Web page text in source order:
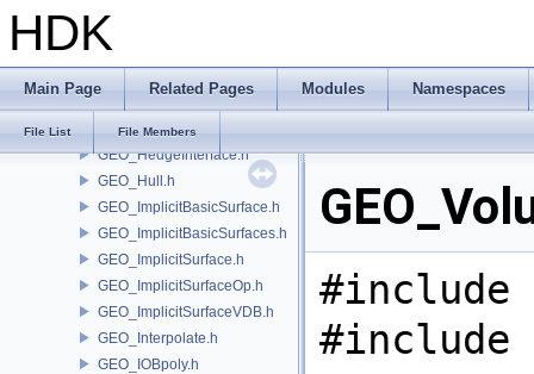
HDK
Main Page Related Pages Modules Namespaces
File List File Members
GEO_Error.h
GEO_ExpandGroupUtils.h
GEO_Hedge.h
GEO_HedgeInterface.h
GEO_Hull.h
GEO_ImplicitBasicSurface.h
GEO_ImplicitBasicSurfaces.h
GEO_ImplicitSurface.h
GEO_ImplicitSurfaceOp.h
GEO_ImplicitSurfaceVDB.h
GEO_Interpolate.h
GEO_IOBpoly.h
#include
#include